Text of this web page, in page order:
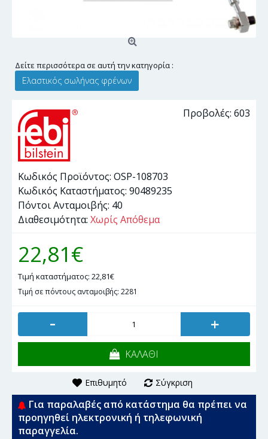
Δείτε περισσότερα σε αυτή την κατηγορία :
Ελαστικός σωλήνας φρένων
Προβολές: 603
Κωδικός Προϊόντος: OSP-108703
Κωδικός Καταστήματος: 90489235
Πόντοι Ανταμοιβής: 40
Διαθεσιμότητα: Χωρίς Απόθεμα
22,81€
Τιμή καταστήματος: 22,81€
Τιμή σε πόντους ανταμοιβής: 2281
- +
ΚΑΛΑΘΙ
Επιθυμητό Σύγκριση
Για παραλαβές από κατάστημα θα πρέπει να
προηγηθεί ηλεκτρονική ή τηλεφωνική
παραγγελία.